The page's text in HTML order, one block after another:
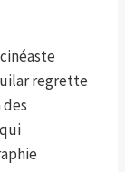
regrette